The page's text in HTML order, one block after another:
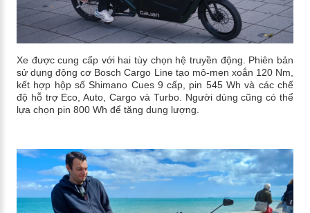
Xe được cung cấp với hai tùy chọn hệ truyền động. Phiên bản
sử dụng động cơ Bosch Cargo Line tạo mô-men xoắn 120 Nm,
kết hợp hộp số Shimano Cues 9 cấp, pin 545 Wh và các chế
độ hỗ trợ Eco, Auto, Cargo và Turbo. Người dùng cũng có thể
lựa chọn pin 800 Wh để tăng dung lượng.